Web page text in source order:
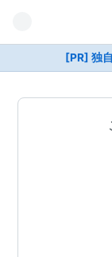
[PR] 独